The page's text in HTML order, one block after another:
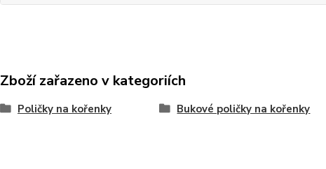
Zboží zařazeno v kategoriích
Poličky na kořenky Bukové poličky na kořenky